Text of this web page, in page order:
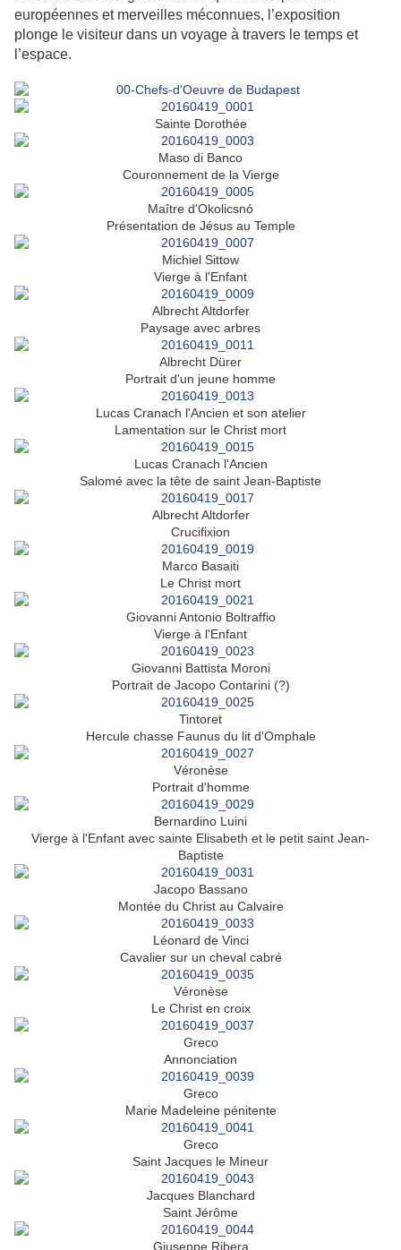
européennes et merveilles méconnues, l’exposition
plonge le visiteur dans un voyage à travers le temps et
l’espace.
Sainte Dorothée
Maso di Banco
Couronnement de la Vierge
Maître d'Okolicsnó
Présentation de Jésus au Temple
Michiel Sittow
Vierge à l'Enfant
Albrecht Altdorfer
Paysage avec arbres
Albrecht Dürer
Portrait d'un jeune homme
Lucas Cranach l'Ancien et son atelier
Lamentation sur le Christ mort
Lucas Cranach l'Ancien
Salomé avec la tête de saint Jean-Baptiste
Albrecht Altdorfer
Crucifixion
Marco Basaiti
Le Christ mort
Giovanni Antonio Boltraffio
Vierge à l'Enfant
Giovanni Battista Moroni
Portrait de Jacopo Contarini (?)
Tintoret
Hercule chasse Faunus du lit d'Omphale
Véronèse
Portrait d'homme
Bernardino Luini
Vierge à l'Enfant avec sainte Elisabeth et le petit saint Jean-
Baptiste
Jacopo Bassano
Montée du Christ au Calvaire
Léonard de Vinci
Cavalier sur un cheval cabré
Véronèse
Le Christ en croix
Greco
Annonciation
Greco
Marie Madeleine pénitente
Greco
Saint Jacques le Mineur
Jacques Blanchard
Saint Jérôme
Giuseppe Ribera